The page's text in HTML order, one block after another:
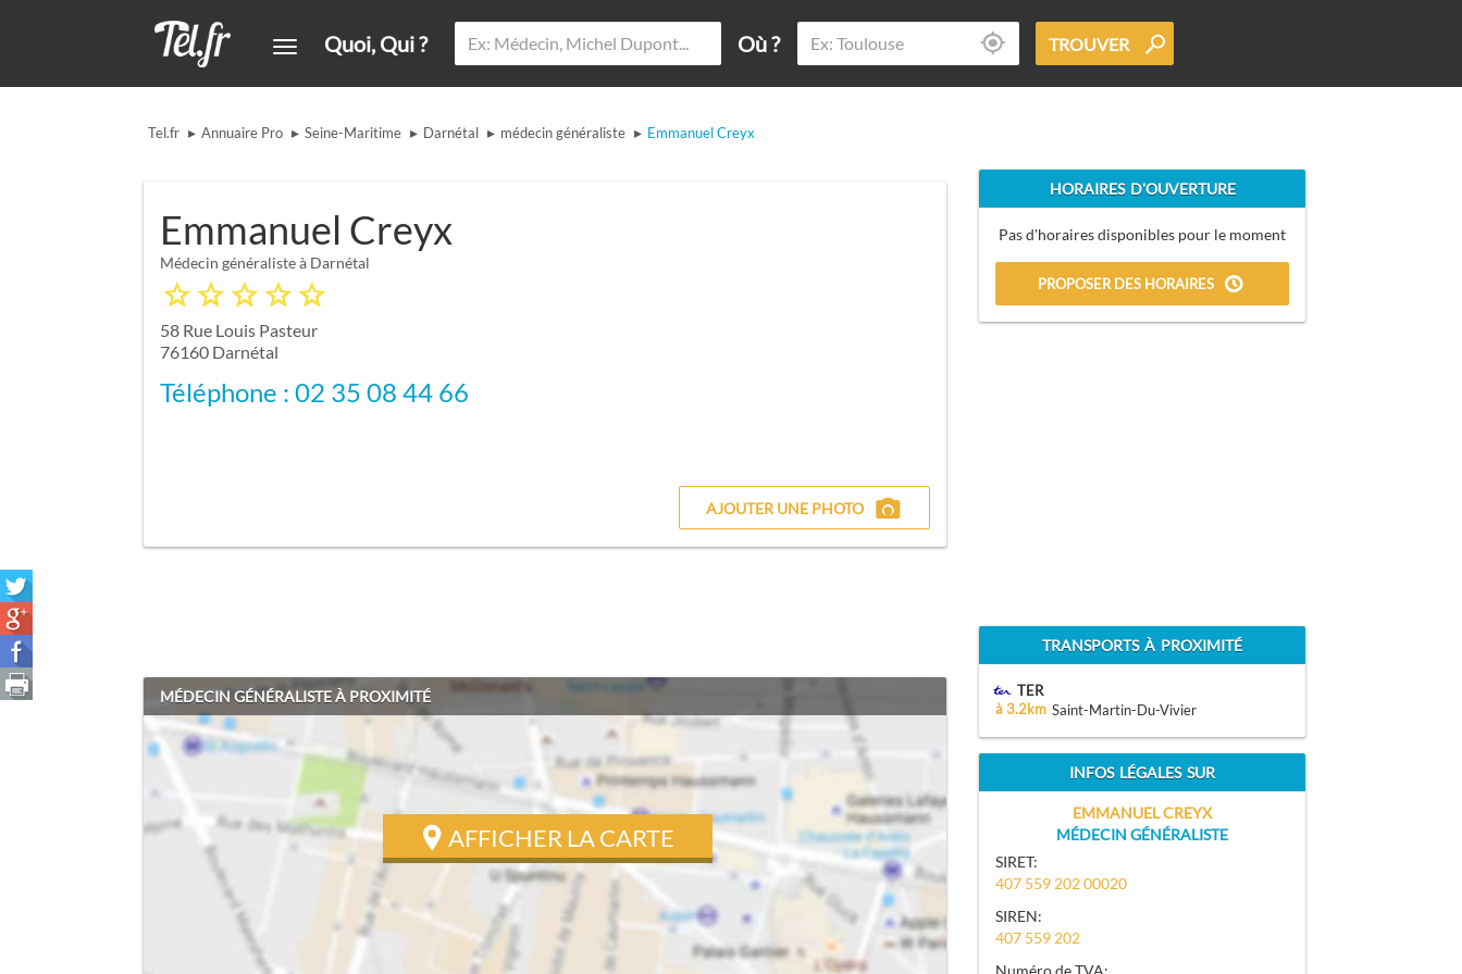
Quoi, Qui ? Où ? TROUVER
Tel.fr ▸ Annuaire Pro ▸ Seine-Maritime ▸ Darnétal ▸ médecin généraliste ▸ Emmanuel Creyx
AJOUTER UNE PHOTO
Emmanuel Creyx
Médecin généraliste à Darnétal
58 Rue Louis Pasteur
76160 Darnétal
Téléphone : 02 35 08 44 66
MÉDECIN GÉNÉRALISTE À PROXIMITÉ
AFFICHER LA CARTE
HORAIRES D'OUVERTURE
Pas d'horaires disponibles pour le moment
PROPOSER DES HORAIRES
TRANSPORTS À PROXIMITÉ
TER
à 3.2km Saint-Martin-Du-Vivier
INFOS LÉGALES SUR
EMMANUEL CREYX
MÉDECIN GÉNÉRALISTE
SIRET:
407 559 202 00020
SIREN:
407 559 202
Numéro de TVA: